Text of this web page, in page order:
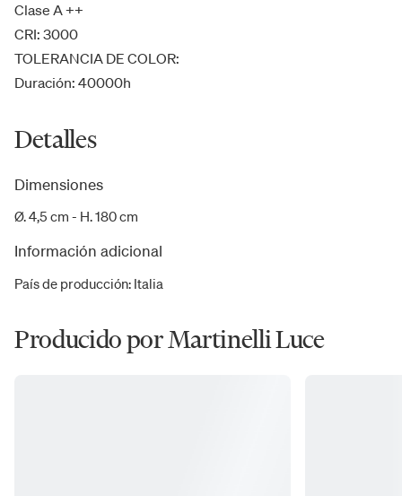
Clase A ++
CRI: 3000
TOLERANCIA DE COLOR:
Duración: 40000h
Detalles
Dimensiones
Ø. 4,5 cm - H. 180 cm
Información adicional
País de producción: Italia
Producido por Martinelli Luce